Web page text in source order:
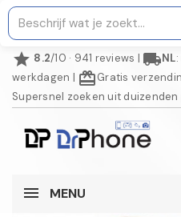
star 8.2/10 · 941 reviews | local_shippingNL
werkdagen | redeemGratis
Supersnel zoeken uit
MENU